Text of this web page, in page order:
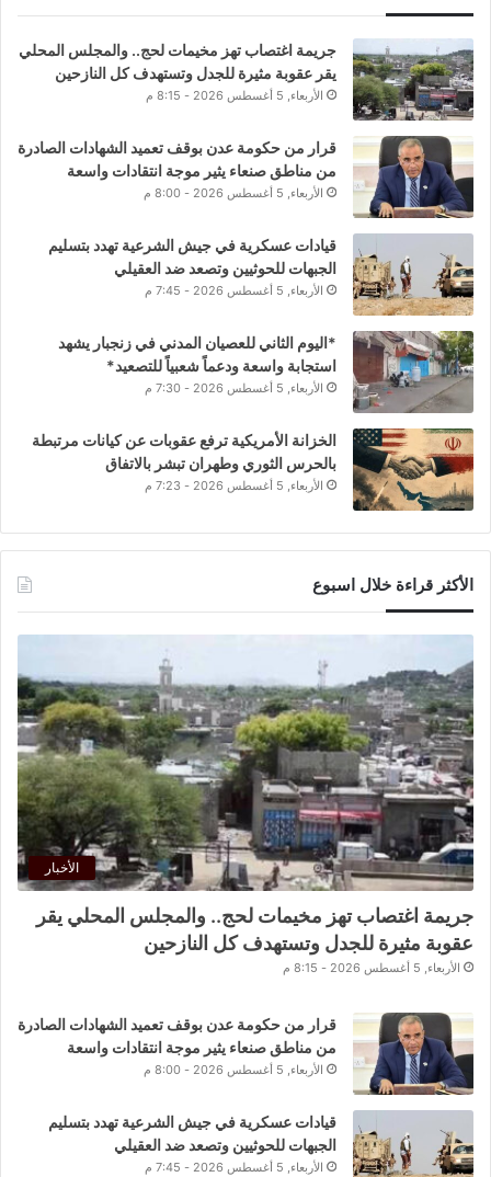
جريمة اغتصاب تهز مخيمات لحج.. والمجلس المحلي
يقر عقوبة مثيرة للجدل وتستهدف كل النازحين
الأربعاء, 5 أغسطس 2026 - 8:15 م
قرار من حكومة عدن بوقف تعميد الشهادات الصادرة
من مناطق صنعاء يثير موجة انتقادات واسعة
الأربعاء, 5 أغسطس 2026 - 8:00 م
قيادات عسكرية في جيش الشرعية تهدد بتسليم
الجبهات للحوثيين وتصعد ضد العقيلي
الأربعاء, 5 أغسطس 2026 - 7:45 م
*اليوم الثاني للعصيان المدني في زنجبار يشهد
استجابة واسعة ودعماً شعبياً للتصعيد*
الأربعاء, 5 أغسطس 2026 - 7:30 م
الخزانة الأمريكية ترفع عقوبات عن كيانات مرتبطة
بالحرس الثوري وطهران تبشر بالاتفاق
الأربعاء, 5 أغسطس 2026 - 7:23 م
الأكثر قراءة خلال اسبوع
الأخبار
جريمة اغتصاب تهز مخيمات لحج.. والمجلس المحلي يقر
عقوبة مثيرة للجدل وتستهدف كل النازحين
الأربعاء, 5 أغسطس 2026 - 8:15 م
قرار من حكومة عدن بوقف تعميد الشهادات الصادرة
من مناطق صنعاء يثير موجة انتقادات واسعة
الأربعاء, 5 أغسطس 2026 - 8:00 م
قيادات عسكرية في جيش الشرعية تهدد بتسليم
الجبهات للحوثيين وتصعد ضد العقيلي
الأربعاء, 5 أغسطس 2026 - 7:45 م